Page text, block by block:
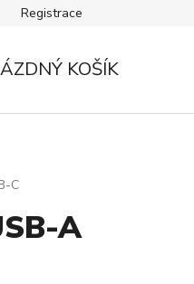
Registrace
KOŠÍK
C
A